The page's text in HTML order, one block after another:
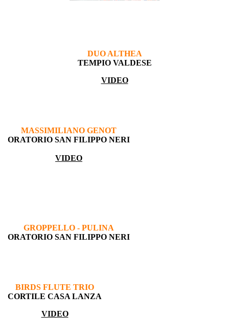
DUO ALTHEA
TEMPIO VALDESE
VIDEO
MASSIMILIANO GENOT
ORATORIO SAN FILIPPO NERI
VIDEO
GROPPELLO - PULINA
ORATORIO SAN FILIPPO NERI
BIRDS FLUTE TRIO
CORTILE CASA LANZA
VIDEO